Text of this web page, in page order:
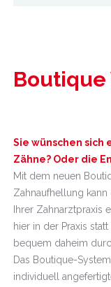
Sie wünschen
Zähne? Oder die
Mit dem neuen
Zahnaufhellung
Ihrer Zahnarztpraxis
hier in der Praxis
bequem daheim
Das Boutique-
individuell